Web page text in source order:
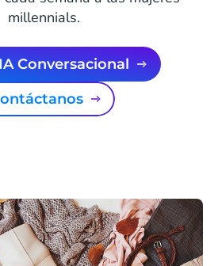
millennials.
IA Conversacional
Contáctanos